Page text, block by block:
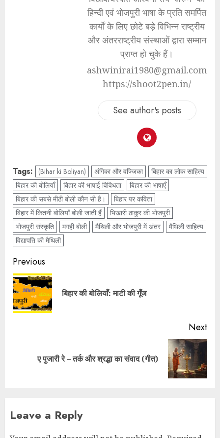
हिन्दी एवं भोजपुरी भाषा के प्रति समर्पित
कार्यों के लिए छोटे बड़े विभिन्न राष्ट्रीय
और अंतरराष्ट्रीय संस्थाओं द्वारा सम्मान
प्राप्त हो चुके हैं।
ashwinirai1980@gmail.com
https://shoot2pen.in/
See author's posts
Tags: (Bihar ki Boliyan) अंगिका और वज्जिका
बिहार का लोक साहित्य
बिहार की बोलियाँ
बिहार की भाषाई विविधता
बिहार की भाषाएँ
बिहार की सबसे मीठी बोली कौन सी है।
बिहार पर कविता
बिहार में कितनी बोलियाँ बोली जाती हैं
भिखारी ठाकुर की भोजपुरी
भोजपुरी संस्कृति
मगही बोली मैथिली और भोजपुरी में अंतर
मैथिली साहित्य
विद्यापति की मैथिली
Previous
बिहार की बोलियाँ: माटी की गूँज
Next
ए पुजारी रे – तर्क और श्रद्धा का संवाद (गीत)
Leave a Reply